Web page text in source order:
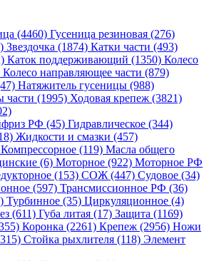
(4460) Гусеница резиновая (276)
Звездочка (1874) Катки части (493)
Каток поддерживающий (1350) Колесо
Колесо направляющее части (879)
Натяжитель гусеницы (988)
части (1995) Ходовая крепеж (3821)
РФ (45) Гидравлическое (344)
Жидкости и смазки (457)
Компрессорное (119) Масла общего
(6) Моторное (922) Моторное РФ
(153) СОЖ (447) Судовое (34)
(597) Трансмиссионное РФ (36)
Турбинное (35) Циркуляционное (4)
(611) Губа литая (17) Защита (1169)
Коронка (2261) Крепеж (2956) Ножи
Стойка рыхлителя (118) Элемент